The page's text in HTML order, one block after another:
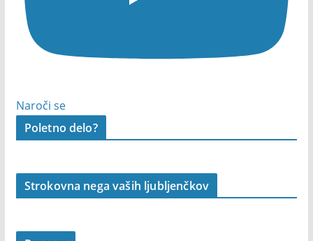
Naroči se
Poletno delo?
Strokovna nega vaših ljubljenčkov